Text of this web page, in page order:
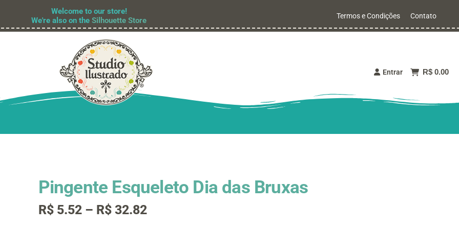
Welcome to our store!
We're also on theSilhouette Store Termos e Condições Contato
Entrar R$ 0.00
Pingente Esqueleto Dia das Bruxas
R$5.52 – R$32.82Faixa